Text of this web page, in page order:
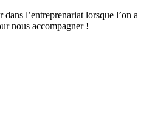
dans l’entreprenariat lorsque l’on a
nous accompagner !